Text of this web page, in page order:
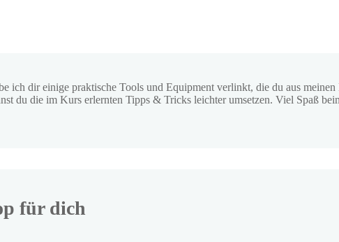
ich dir einige praktische Tools und Equipment verlinkt, die du aus meinen
du die im Kurs erlernten Tipps & Tricks leichter umsetzen. Viel Spaß
für dich